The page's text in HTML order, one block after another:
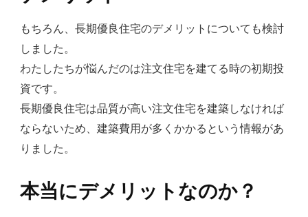
もちろん、長期優良住宅のデメリットについても検討
しました。
わたしたちが悩んだのは注文住宅を建てる時の初期投
資です。
長期優良住宅は品質が高い注文住宅を建築しなければ
ならないため、建築費用が多くかかるという情報があ
りました。
本当にデメリットなのか？